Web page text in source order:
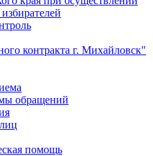
контракта г. Михайловск"
обращений
помощь